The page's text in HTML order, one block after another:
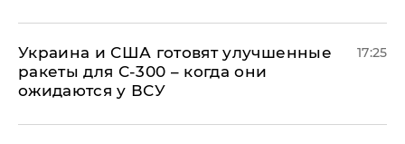
Украина и США готовят улучшенные
ракеты для С-300 – когда они
ожидаются у ВСУ
17:25